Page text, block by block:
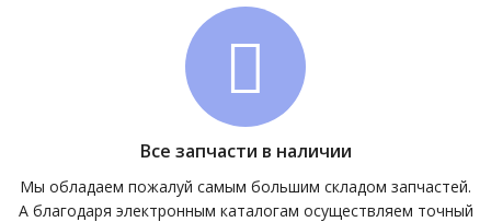
Все запчасти в наличии
Мы обладаем пожалуй самым большим складом запчастей.
А благодаря электронным каталогам осуществляем точный